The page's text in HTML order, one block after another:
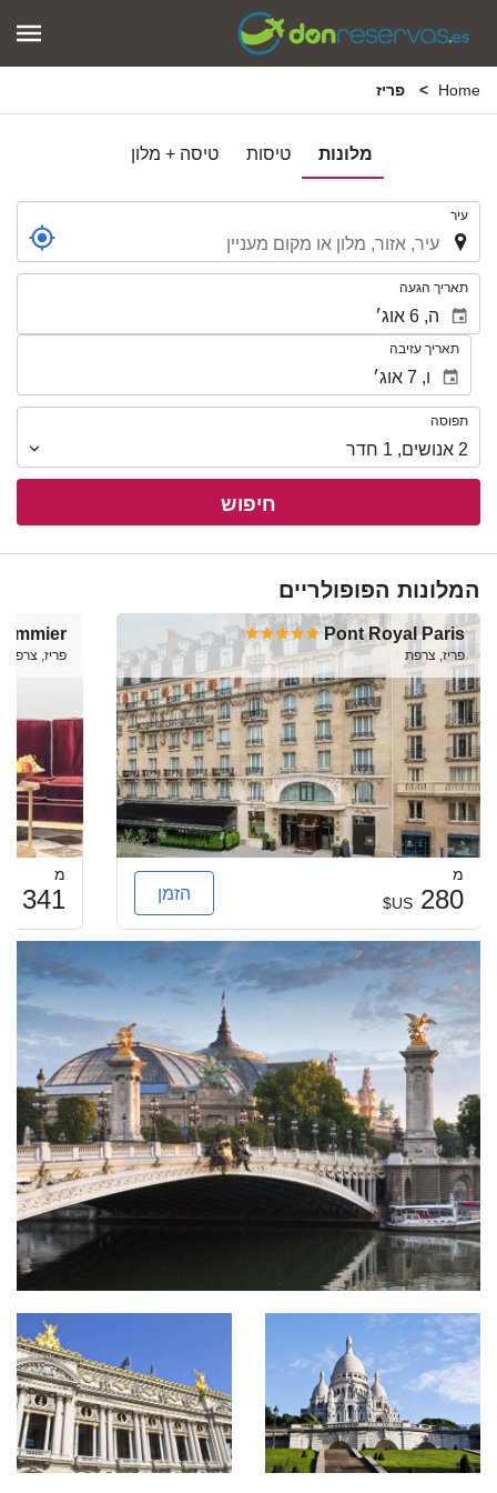
Home פריז
מלונות טיסות טיסה + מלון
עיר
תאריך הגעה
תאריך עזיבה
תפוסה
תפוסה
2 אנושים,
1 חדר
חיפוש
המלונות הפופולריים
Pont Royal Paris
פריז, צרפת
מ
280
US$ הזמן
פריז, צרפת
מ
341